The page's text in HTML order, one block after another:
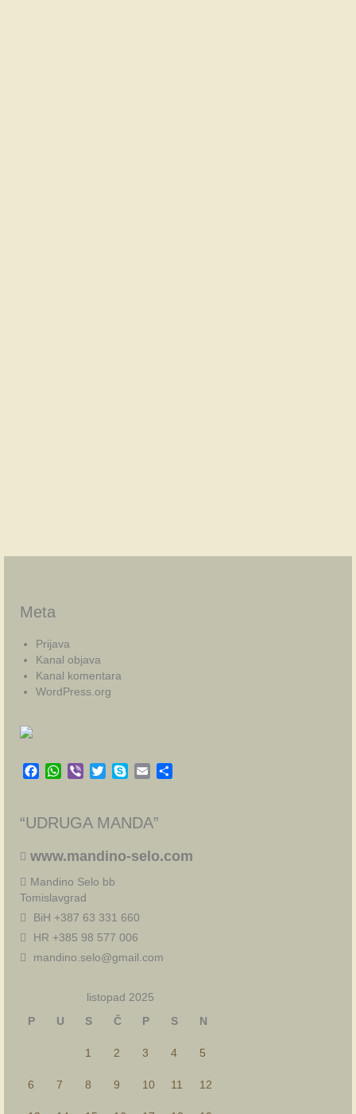
Meta
Prijava
Kanal objava
Kanal komentara
WordPress.org
Facebook
WhatsApp
Viber TwitterSkypeEmail
“UDRUGA MANDA”
www.mandino-selo.com
Mandino Selo bb
Tomislavgrad
BiH +387 63 331 660
HR +385 98 577 006
mandino.selo@gmail.com
listopad 2025
P
U S Č P S N
1 2 3 4 5
6 7 8 9 10 11 12